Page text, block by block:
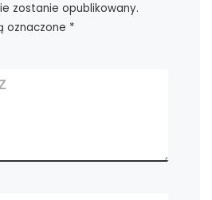
zostanie opublikowany.
oznaczone *